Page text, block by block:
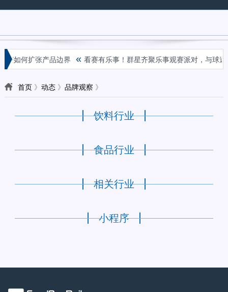
茶如何扩张产品边界 « 看赛有乐事！群星齐聚乐事观赛派对，与球
首页》 动态》 品牌观察 》
饮料行业
食品行业
相关行业
小程序